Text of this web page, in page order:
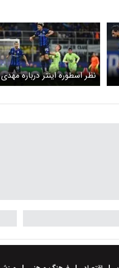
نظر اسطوره اینتر درباره مهدی
طارمی